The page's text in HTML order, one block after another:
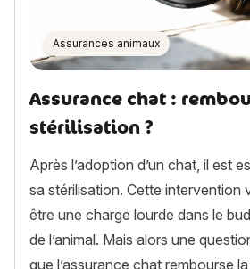
Assurances animaux
Assurance chat :
stérilisation ?
Après l’adoption d’un chat, il est
sa stérilisation. Cette intervention
être une charge lourde dans le
de l’animal. Mais alors une
que l’assurance chat rembourse